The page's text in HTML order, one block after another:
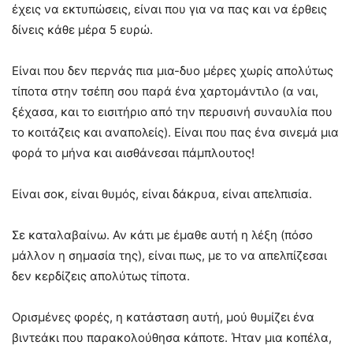
έχεις να εκτυπώσεις, είναι που για να πας και να έρθεις
δίνεις κάθε μέρα 5 ευρώ.
Είναι που δεν περνάς πια μια-δυο μέρες χωρίς απολύτως
τίποτα στην τσέπη σου παρά ένα χαρτομάντιλο (α ναι,
ξέχασα, και το εισιτήριο από την περυσινή συναυλία που
το κοιτάζεις και αναπολείς). Είναι που πας ένα σινεμά μια
φορά το μήνα και αισθάνεσαι πάμπλουτος!
Είναι σοκ, είναι θυμός, είναι δάκρυα, είναι απελπισία.
Σε καταλαβαίνω. Αν κάτι με έμαθε αυτή η λέξη (πόσο
μάλλον η σημασία της), είναι πως, με το να απελπίζεσαι
δεν κερδίζεις απολύτως τίποτα.
Ορισμένες φορές, η κατάσταση αυτή, μού θυμίζει ένα
βιντεάκι που παρακολούθησα κάποτε. Ήταν μια κοπέλα,